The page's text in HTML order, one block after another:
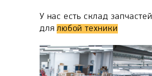
У нас есть склад запчастей
длялюбой техники